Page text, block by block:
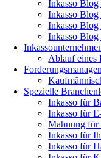
Inkasso Blog
Inkasso Blog
Inkasso
Inkasso Blog
Ablauf eines
Spezielle
Inkasso für
Inkasso für
Mahnung für
Inkasso für
Inkasso für